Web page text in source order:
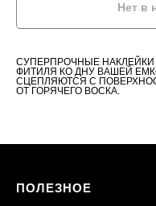
Нет в
СУПЕРПРОЧНЫЕ
ФИТИЛЯ КО ДНУ ВАШЕЙ
СЦЕПЛЯЮТСЯ С
ОТ ГОРЯЧЕГО ВОСКА.
ПОЛЕЗНОЕ